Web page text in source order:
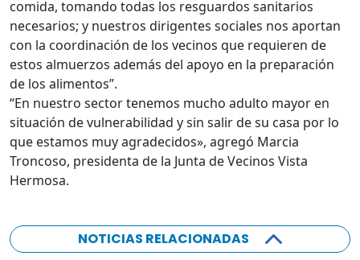
comida, tomando todas los resguardos sanitarios
necesarios; y nuestros dirigentes sociales nos aportan
con la coordinación de los vecinos que requieren de
estos almuerzos además del apoyo en la preparación
de los alimentos”.
“En nuestro sector tenemos mucho adulto mayor en
situación de vulnerabilidad y sin salir de su casa por lo
que estamos muy agradecidos», agregó Marcia
Troncoso, presidenta de la Junta de Vecinos Vista
Hermosa.
NOTICIAS RELACIONADAS